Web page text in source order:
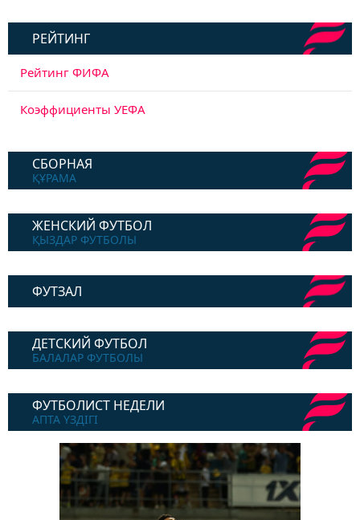
РЕЙТИНГ
Рейтинг ФИФА
Коэффициенты УЕФА
СБОРНАЯ
ҚҰРАМА
ЖЕНСКИЙ ФУТБОЛ
ҚЫЗДАР ФУТБОЛЫ
ФУТЗАЛ
ДЕТСКИЙ ФУТБОЛ
БАЛАЛАР ФУТБОЛЫ
ФУТБОЛИСТ НЕДЕЛИ
АПТА ҮЗДІГІ